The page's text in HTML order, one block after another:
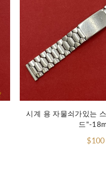
시계 용 자물쇠가있는
드"-
$100